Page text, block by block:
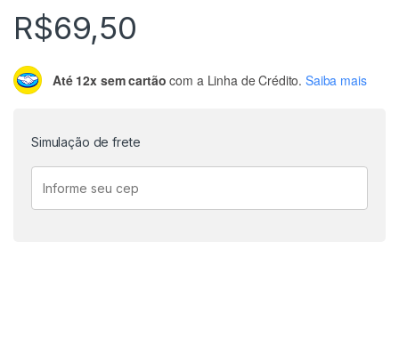
R$69,50
Até 12x sem cartão com a Linha de Crédito. Saiba mais
Simulação de frete